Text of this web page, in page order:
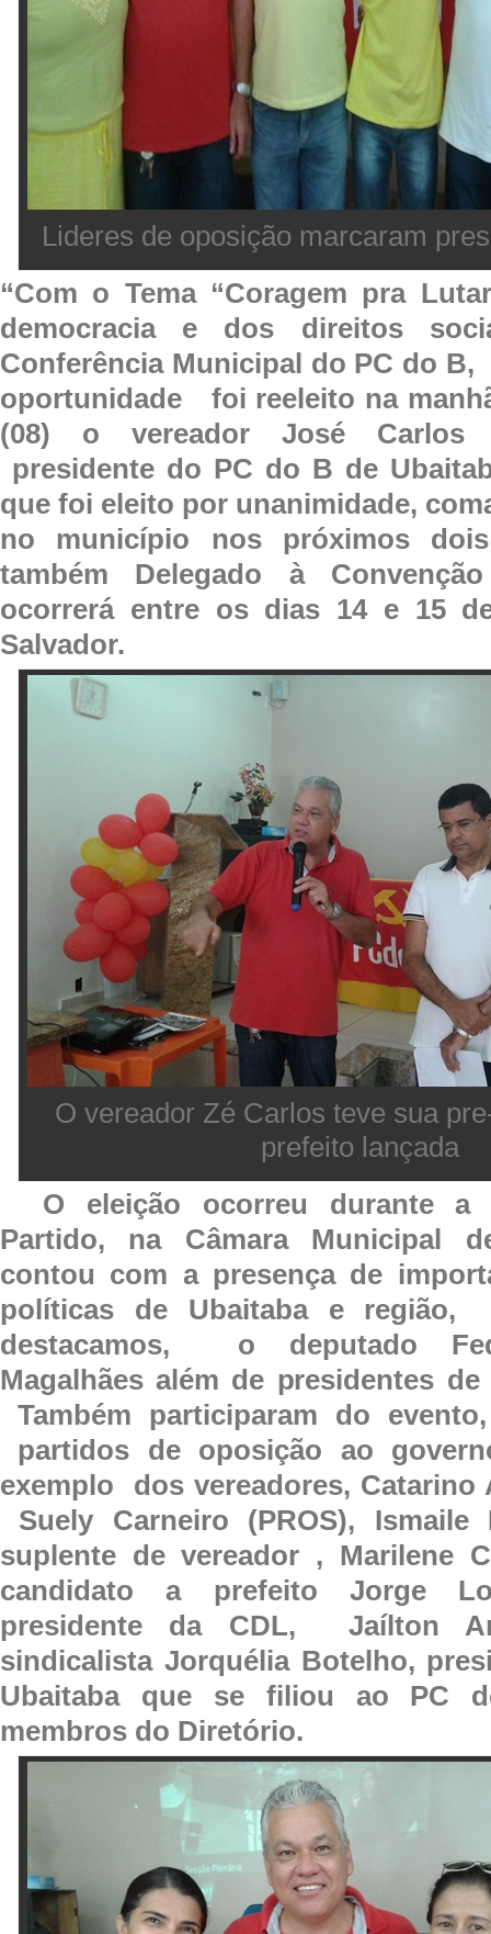
Lideres de oposição marcaram
“Com o Tema “Coragem pra
democracia e dos direitos
Conferência Municipal do PC do B,
oportunidade foi reeleito na
(08) o vereador José Carlos
presidente do PC do B de
que foi eleito por unanimidade,
no município nos próximos
também Delegado à
ocorrerá entre os dias 14 e 15
Salvador.
O vereador Zé Carlos teve sua
prefeito lançada
O eleição ocorreu durante a
Partido, na Câmara Municipal
contou com a presença de
políticas de Ubaitaba e região,
destacamos, o deputado
Magalhães além de presidentes
Também participaram do
partidos de oposição ao
exemplo dos vereadores, Catarino
Suely Carneiro (PROS),
suplente de vereador , Marilene
candidato a prefeito Jorge
presidente da CDL, Jaílton
sindicalista Jorquélia Botelho,
Ubaitaba que se filiou ao PC
membros do Diretório.